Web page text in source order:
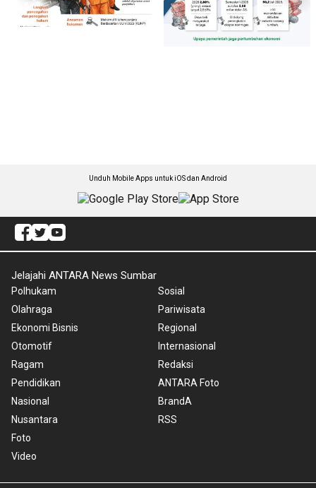
Unduh Mobile Apps untuk iOS dan Android
Jelajahi ANTARA News Sumbar
Polhukam
Olahraga
Ekonomi Bisnis
Otomotif
Ragam
Pendidikan
Nasional
Nusantara
Foto
Video
Sosial
Pariwisata
Regional
Internasional
Redaksi
ANTARA Foto
BrandA
RSS